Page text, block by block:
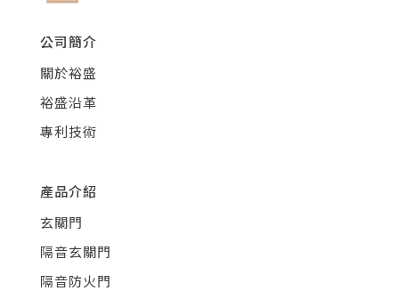
公司簡介
關於裕盛
裕盛沿革
專利技術
產品介紹
玄關門
隔音玄關門
隔音防火門